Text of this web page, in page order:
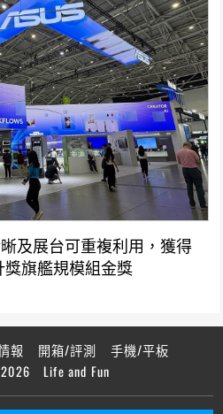
及展台可重複利用，獲得
獎旗艦規模組金獎
報 開箱/評測
手機/平板
Life and Fun